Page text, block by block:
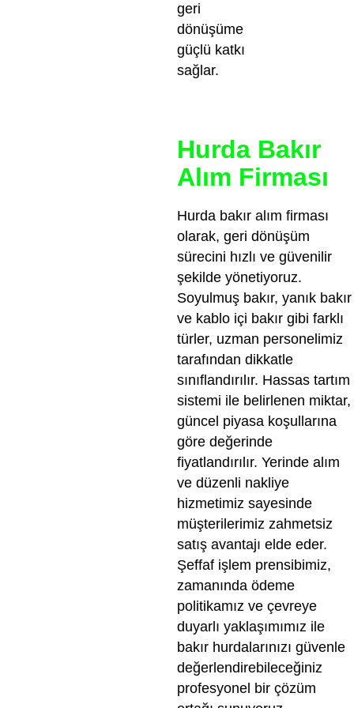
geri
dönüşüme
güçlü katkı
sağlar.
Hurda Bakır
Alım Firması
Hurda bakır alım firması
olarak, geri dönüşüm
sürecini hızlı ve güvenilir
şekilde yönetiyoruz.
Soyulmuş bakır, yanık bakır
ve kablo içi bakır gibi farklı
türler, uzman personelimiz
tarafından dikkatle
sınıflandırılır. Hassas tartım
sistemi ile belirlenen miktar,
güncel piyasa koşullarına
göre değerinde
fiyatlandırılır. Yerinde alım
ve düzenli nakliye
hizmetimiz sayesinde
müşterilerimiz zahmetsiz
satış avantajı elde eder.
Şeffaf işlem prensibimiz,
zamanında ödeme
politikamız ve çevreye
duyarlı yaklaşımımız ile
bakır hurdalarınızı güvenle
değerlendirebileceğiniz
profesyonel bir çözüm